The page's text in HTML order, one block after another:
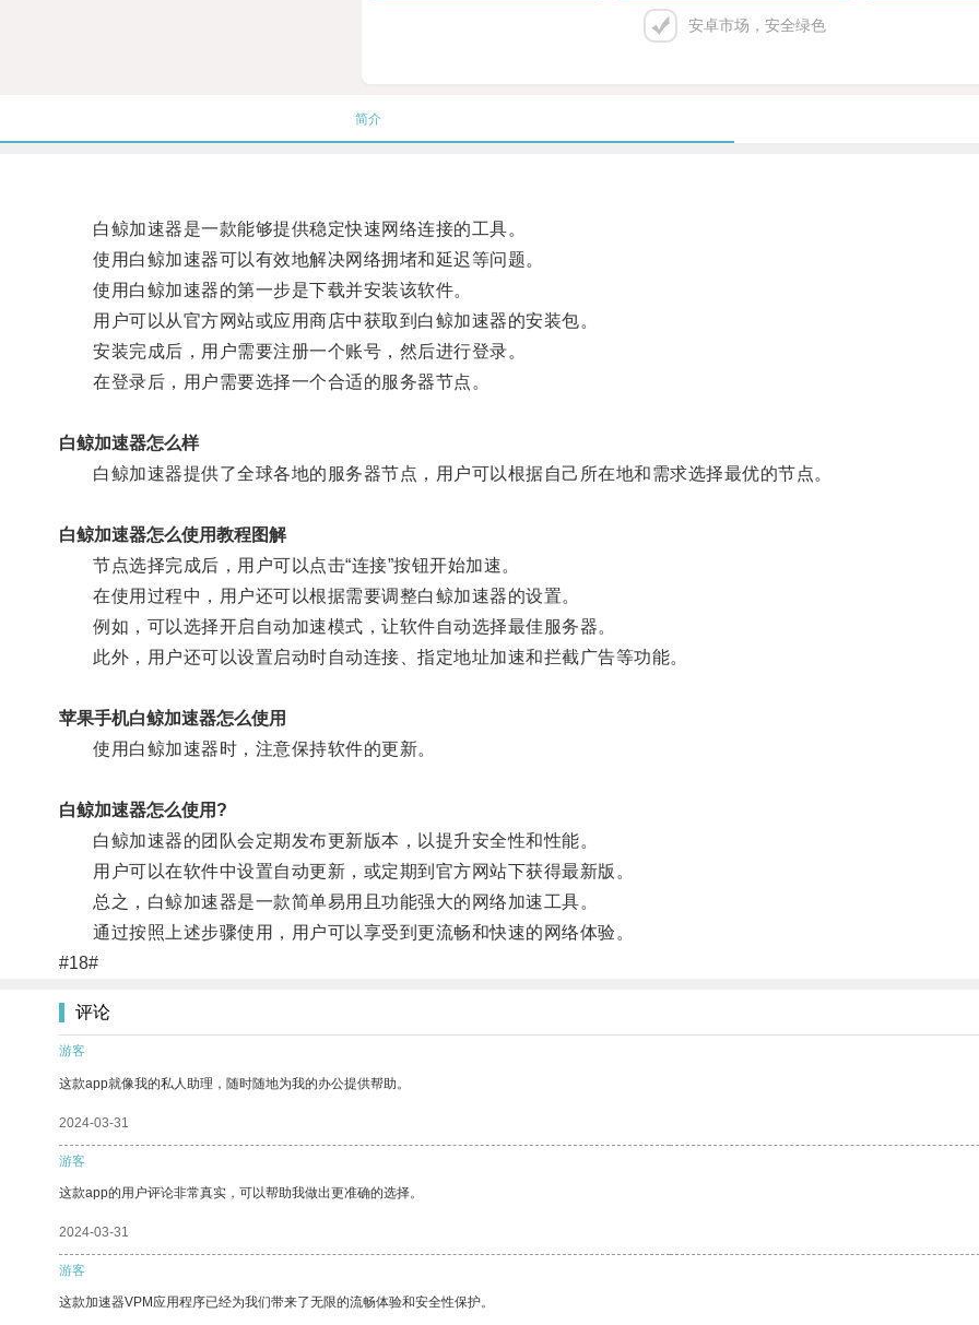
安卓市场，安全绿色
简介
白鲸加速器是一款能够提供稳定快速网络连接的工具。
使用白鲸加速器可以有效地解决网络拥堵和延迟等问题。
使用白鲸加速器的第一步是下载并安装该软件。
用户可以从官方网站或应用商店中获取到白鲸加速器的安装包。
安装完成后，用户需要注册一个账号，然后进行登录。
在登录后，用户需要选择一个合适的服务器节点。
白鲸加速器怎么样
白鲸加速器提供了全球各地的服务器节点，用户可以根据自己所在地和需求选择最优的节点。
白鲸加速器怎么使用教程图解
节点选择完成后，用户可以点击“连接”按钮开始加速。
在使用过程中，用户还可以根据需要调整白鲸加速器的设置。
例如，可以选择开启自动加速模式，让软件自动选择最佳服务器。
此外，用户还可以设置启动时自动连接、指定地址加速和拦截广告等功能。
苹果手机白鲸加速器怎么使用
使用白鲸加速器时，注意保持软件的更新。
白鲸加速器怎么使用?
白鲸加速器的团队会定期发布更新版本，以提升安全性和性能。
用户可以在软件中设置自动更新，或定期到官方网站下获得最新版。
总之，白鲸加速器是一款简单易用且功能强大的网络加速工具。
通过按照上述步骤使用，用户可以享受到更流畅和快速的网络体验。
#18#
评论
游客
这款app就像我的私人助理，随时随地为我的办公提供帮助。
2024-03-31
游客
这款app的用户评论非常真实，可以帮助我做出更准确的选择。
2024-03-31
游客
这款加速器VPM应用程序已经为我们带来了无限的流畅体验和安全性保护。